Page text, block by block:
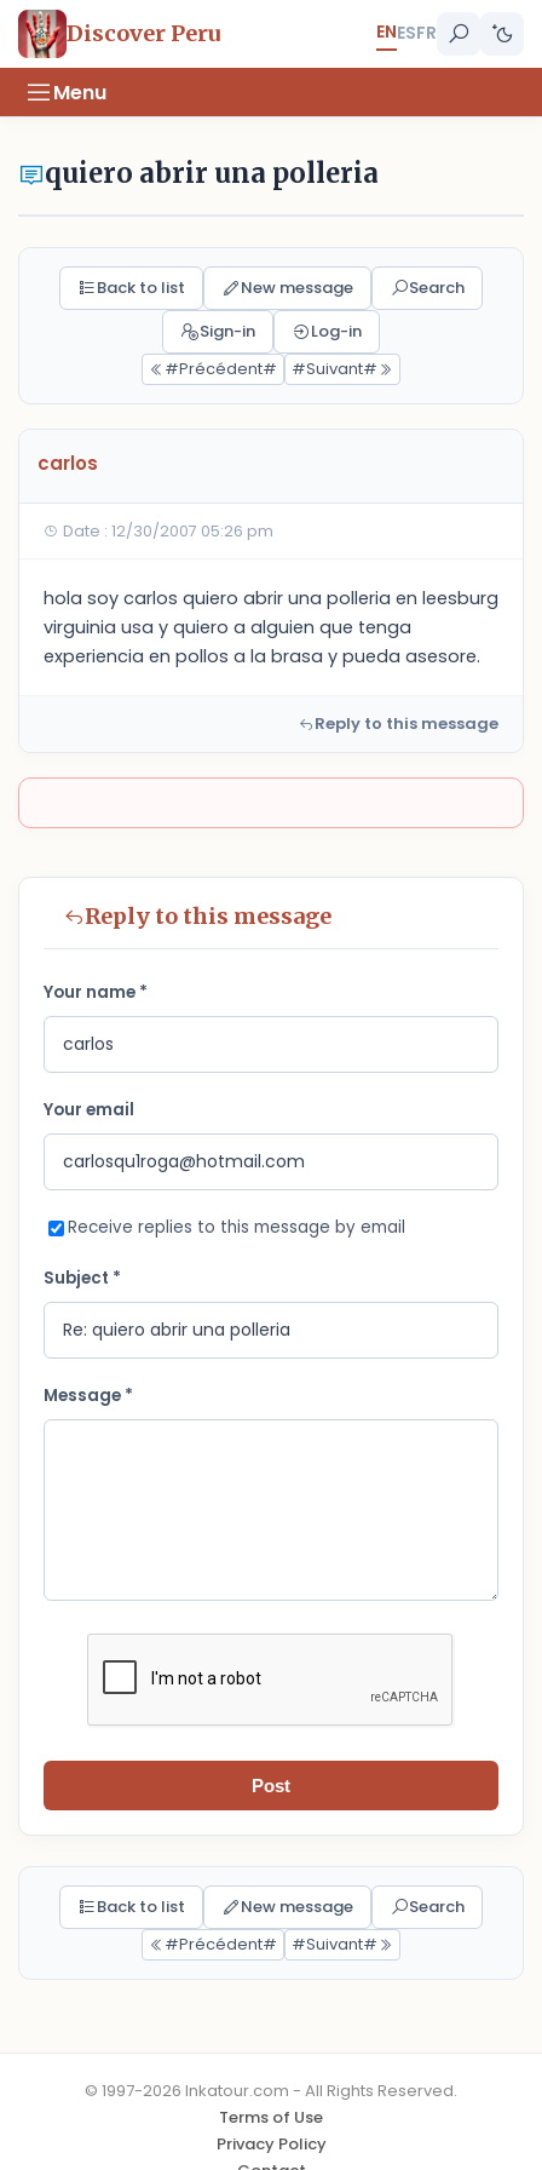
Discover Peru ENESFR
Menu
quiero abrir una polleria
Back to list New message
Search
Sign-in
Log-in
#Précédent#
#Suivant#
carlos
Date : 12/30/2007 05:26 pm
hola soy carlos quiero abrir una polleria en leesburg
virguinia usa y quiero a alguien que tenga
experiencia en pollos a la brasa y pueda asesore.
Reply to this message
Reply to this message
Your name *
Your email
Receive replies to this message by email
Subject *
Message *
Post
Back to list New message
Search
#Précédent#
#Suivant#
© 1997-2026 Inkatour.com - All Rights Reserved.
Terms of Use
Privacy Policy